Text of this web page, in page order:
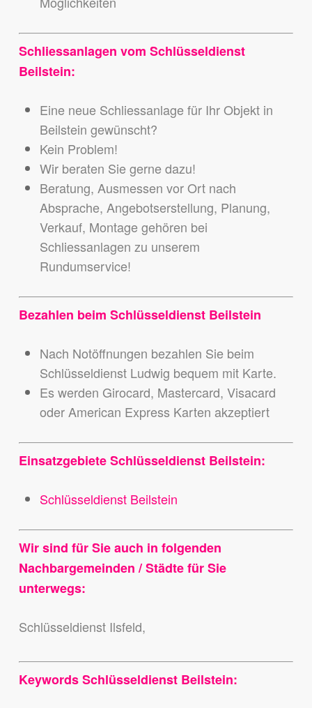
Schliessanlagen vom Schlüsseldienst
Beilstein:
Eine neue Schliessanlage für Ihr Objekt in
Beilstein gewünscht?
Kein Problem!
Wir beraten Sie gerne dazu!
Beratung, Ausmessen vor Ort nach
Absprache, Angebotserstellung, Planung,
Verkauf, Montage gehören bei
Schliessanlagen zu unserem
Rundumservice!
Bezahlen beim Schlüsseldienst Beilstein
Nach Notöffnungen bezahlen Sie beim
Schlüsseldienst Ludwig bequem mit Karte.
Es werden Girocard, Mastercard, Visacard
oder American Express Karten akzeptiert
Einsatzgebiete Schlüsseldienst Beilstein:
Schlüsseldienst Beilstein
Wir sind für Sie auch in folgenden
Nachbargemeinden / Städte für Sie
unterwegs:
Schlüsseldienst Ilsfeld,
Keywords Schlüsseldienst Beilstein: